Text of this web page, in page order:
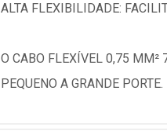
ALTA FLEXIBILIDADE:
O CABO FLEXÍVEL 0,75 MM²
PEQUENO A GRANDE PORTE.